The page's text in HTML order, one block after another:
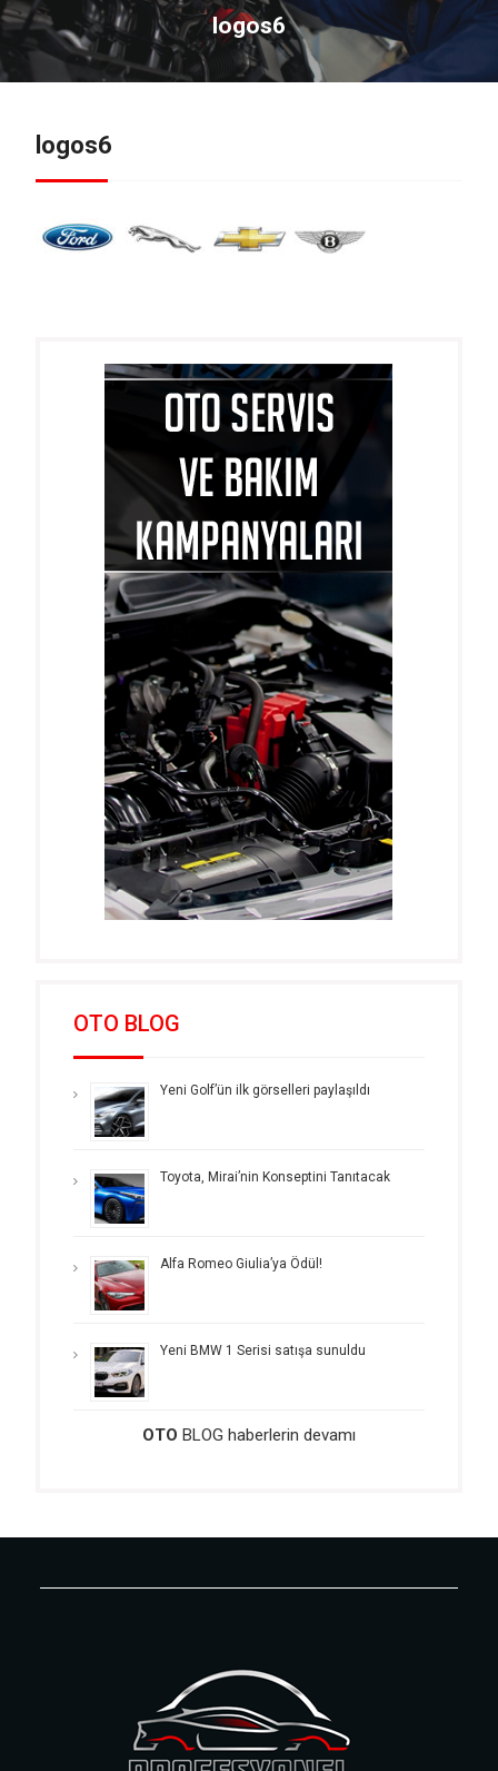
logos6
logos6
OTO BLOG
Yeni Golf’ün ilk görselleri paylaşıldı
Toyota, Mirai’nin Konseptini Tanıtacak
Alfa Romeo Giulia’ya Ödül!
Yeni BMW 1 Serisi satışa sunuldu
OTO BLOG haberlerin devamı